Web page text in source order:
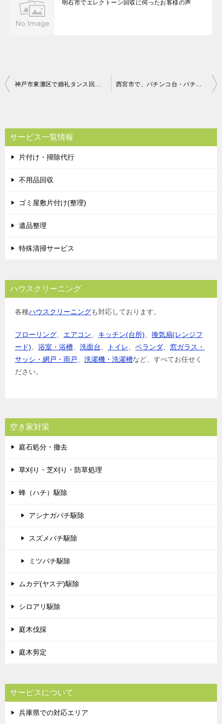
明石市でエレクトーン回収に伺ったお客様の声
投
ビ
ゲ
ー
シ
神戸市東灘区で婚礼タンス回収のお客様メッセージ 西宮市で、パチンコ台・パチスロ台の回収のご依頼 お客様の声
サービス一覧情報
片付け・掃除代行
不用品回収
ゴミ屋敷片付け(整理)
遺品整理
特殊清掃サービス
ハウスクリーニング
各種ハウスクリーニングも対応しております。
フローリング、 エアコン、 キッチン(台所)、 換気扇(レンジフ
ード)、 浴室・浴槽、 洗面台、 トイレ、 ベランダ、 窓ガラス・
サッシ・網戸・雨戸、 洗濯機・洗濯槽など、すべてお任せく
ださい。
空き家対策
庭石処分・撤去
草刈り・芝刈り・防草処理
蜂（ハチ）駆除
アシナガバチ駆除
スズメバチ駆除
ミツバチ駆除
ムカデ(ヤスデ)駆除
シロアリ駆除
庭木伐採
庭木剪定
サービスについて
兵庫県での対応エリア